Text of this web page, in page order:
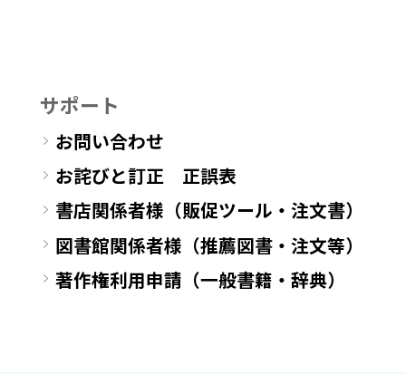
サポート
お問い合わせ
お詫びと訂正 正誤表
書店関係者様（販促ツール・注文書）
図書館関係者様（推薦図書・注文等）
著作権利用申請（一般書籍・辞典）